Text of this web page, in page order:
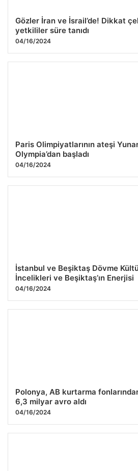
Gözler İran ve İsrail’de! Dikkat
yetkililer süre tanıdı
04/16/2024
Paris Olimpiyatlarının ateşi
Olympia’dan başladı
04/16/2024
İstanbul ve Beşiktaş Dövme
İncelikleri ve Beşiktaş’ın Enerjisi
04/16/2024
Polonya, AB kurtarma
6,3 milyar avro aldı
04/16/2024